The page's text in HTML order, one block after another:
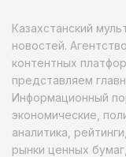
Казахстанский
новостей.
контентных
представляем
Информационный
экономические,
аналитика,
рынки ценных